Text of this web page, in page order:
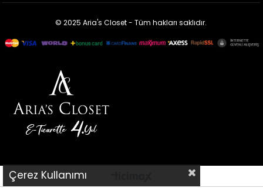
© 2025 Aria's Closet - Tüm hakları saklıdır.
Çerez Kullanımı